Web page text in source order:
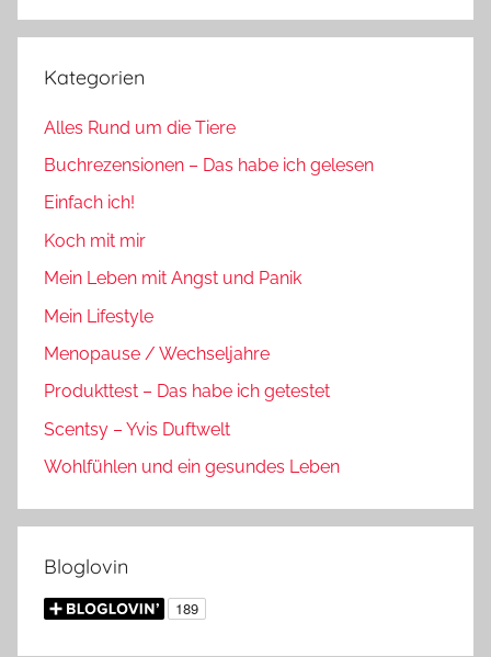
Kategorien
Alles Rund um die Tiere
Buchrezensionen – Das habe ich gelesen
Einfach ich!
Koch mit mir
Mein Leben mit Angst und Panik
Mein Lifestyle
Menopause / Wechseljahre
Produkttest – Das habe ich getestet
Scentsy – Yvis Duftwelt
Wohlfühlen und ein gesundes Leben
Bloglovin